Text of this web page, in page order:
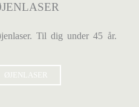
Til dig under 45 år.
ØJENLASER